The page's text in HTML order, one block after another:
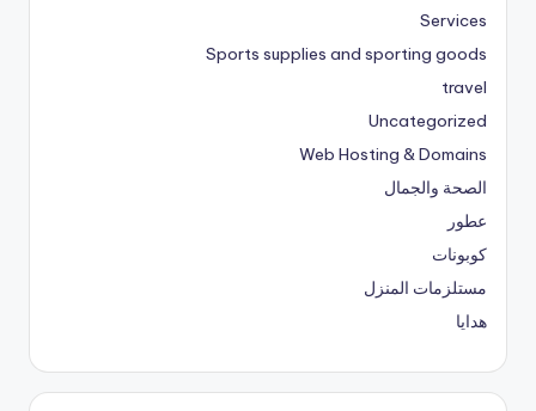
Services
Sports supplies and sporting goods
travel
Uncategorized
Web Hosting & Domains
الصحة والجمال
عطور
كوبونات
مستلزمات المنزل
هدايا